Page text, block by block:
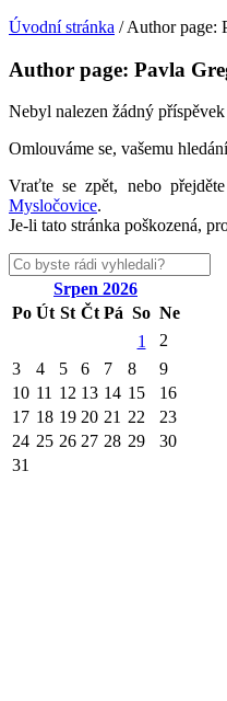
Úvodní stránka /Author page:
Author page: Pavla
Nebyl nalezen žádný příspěvek
Omlouváme se, vašemu
Vraťte se zpět, nebo
Mysločovice.
Je-li tato stránka poškozená,
Srpen 2026
Po Út St Čt Pá So Ne
1
2
3
4 5 6 7 8
9
10 11 12 13 14 15
16
17 18 19 20 21 22
23
24 25 26 27 28 29
30
31